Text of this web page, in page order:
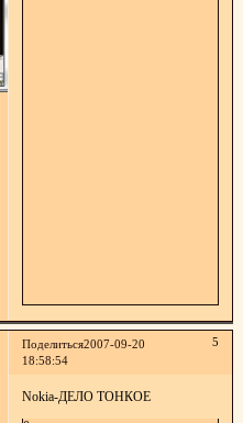
Поделиться 5
2007-09-20
18:58:54
Nokia-ДЕЛО ТОНКОЕ